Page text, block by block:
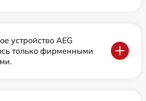
устройство AEG
только фирменными